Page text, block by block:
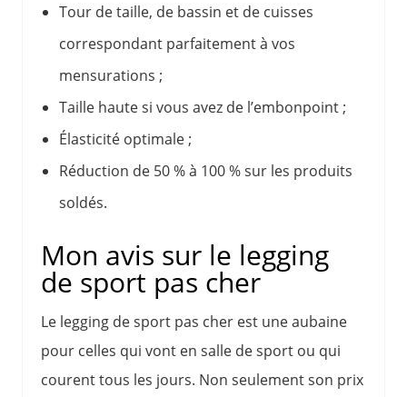
Tour de taille, de bassin et de cuisses
correspondant parfaitement à vos
mensurations ;
Taille haute si vous avez de l’embonpoint ;
Élasticité optimale ;
Réduction de 50 % à 100 % sur les produits
soldés.
Mon avis sur le legging
de sport pas cher
Le legging de sport pas cher est une aubaine
pour celles qui vont en salle de sport ou qui
courent tous les jours. Non seulement son prix